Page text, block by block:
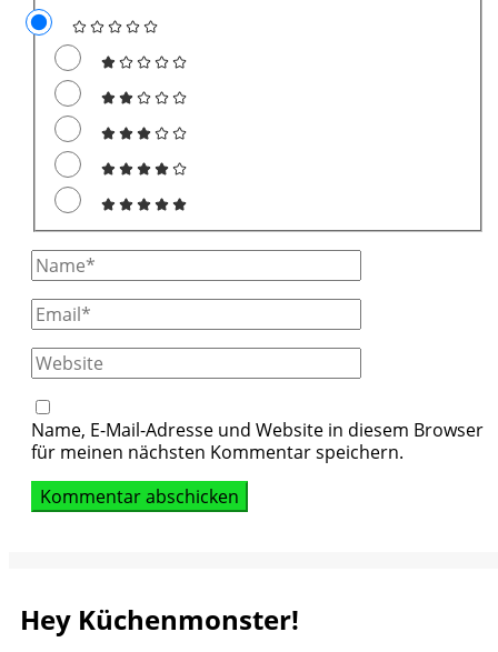
Full
Name
Email
Website
Name, E-Mail-Adresse und Website in diesem Browser
für meinen nächsten Kommentar speichern.
Hey Küchenmonster!